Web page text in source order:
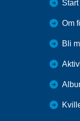
Start
Om
Bli